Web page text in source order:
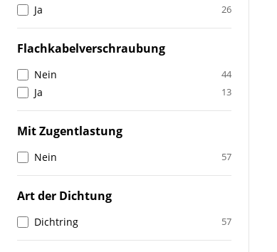
Ja 26
Flachkabelverschraubung
Nein 44
Ja 13
Mit Zugentlastung
Nein 57
Art der Dichtung
Dichtring 57